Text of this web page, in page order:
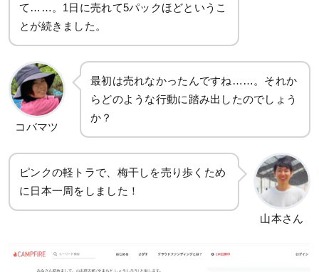
て……。1日に売れて5パックほどというこ
とが続きました。
コバマツ
最初は売れなかったんですね……。それか
らどのような行動に踏み出したのでしょう
か？
ピンクの軽トラで、梅干しを売り歩くため
に日本一周をしました！
山本さん